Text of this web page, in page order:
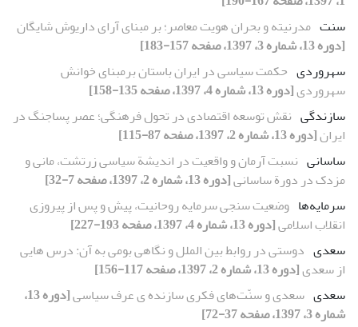
سنت مدرنیته و بحران هویت معاصر؛ بر مبنای آرای داریوش شایگان
[دوره 13، شماره 3، 1397، صفحه 157-183]
سهروردی حکمت سیاسی در ایران باستان برمبنای خوانش
سهروردی[دوره 13، شماره 4، 1397، صفحه 135-158]
سازندگی نقش توسعه اقتصادی در تحول فرهنگی؛ عصر پساجنگ در
ایران[دوره 13، شماره 2، 1397، صفحه 87-115]
ساسانی نسبت آرمان و واقعیت در اندیشة سیاسی زرتشت، مانی و
مزدک در دورة ساسانی[دوره 13، شماره 2، 1397، صفحه 7-32]
سرمایه‌ها وضعیت سنجی سرمایه روحانیت، پیش و پس از پیروزی
انقلاب اسلامی[دوره 13، شماره 4، 1397، صفحه 193-227]
سعدی دوستی در روابط بین الملل و نگاهی بومی به آن: درس هایی
از سعدی[دوره 13، شماره 2، 1397، صفحه 117-156]
سعدی سعدی و سنّت‌های فکری سازنده ی عرف سیاسی
[دوره 13،
شماره 3، 1397، صفحه 37-72]